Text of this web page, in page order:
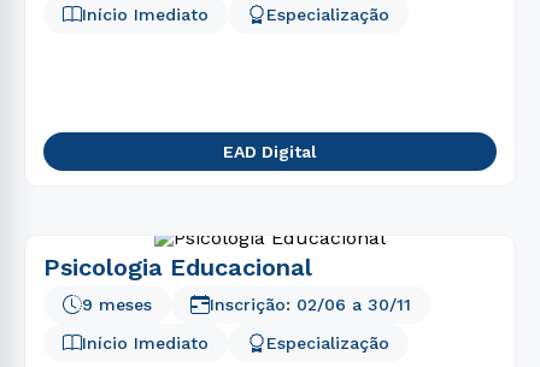
Início Imediato
Especialização
EAD Digital
Psicologia Educacional
Início Imediato Especialização
9 meses Inscrição: 02/06 a 30/11